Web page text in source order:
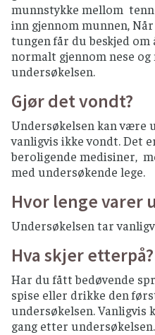
munnstykke mellom
inn gjennom munnen,
tungen får du beskjed om
normalt gjennom nese
undersøkelsen.
Gjør det vondt?
Undersøkelsen kan være
vanligvis ikke vondt. Det
beroligende medisiner,
med undersøkende lege.
Hvor lenge varer
Undersøkelsen tar
Hva skjer etterpå?
Har du fått bedøvende
spise eller drikke den
undersøkelsen. Vanligvis
gang etter undersøkelsen.